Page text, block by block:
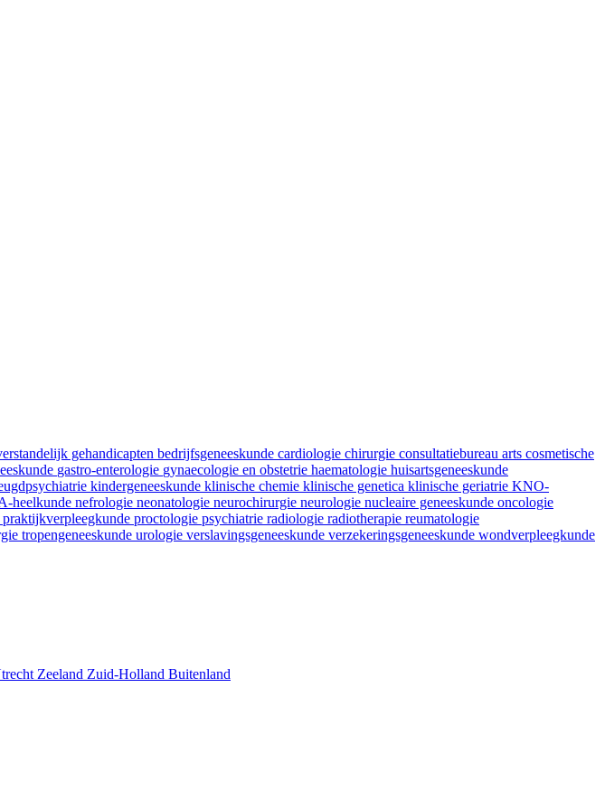
gehandicapten bedrijfsgeneeskunde cardiologie chirurgie consultatiebureau arts cosmetische
gastro-enterologie gynaecologie en obstetrie haematologie huisartsgeneeskunde
kindergeneeskunde klinische chemie klinische genetica klinische geriatrie KNO-
heelkunde nefrologie neonatologie neurochirurgie neurologie nucleaire geneeskunde oncologie
praktijkverpleegkunde proctologie psychiatrie radiologie radiotherapie reumatologie
tropengeneeskunde urologie verslavingsgeneeskunde verzekeringsgeneeskunde wondverpleegkunde
Zeeland Zuid-Holland Buitenland